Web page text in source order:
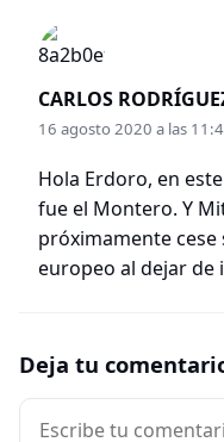
CARLOS
16 agosto 2020 a las
Hola Erdoro, en
fue el Montero. Y
próximamente cese
europeo al dejar de
Deja tu
Comentario